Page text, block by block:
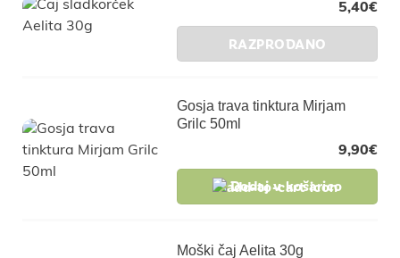
5,40€
RAZPRODANO
Gosja trava tinktura Mirjam
Grilc 50ml
9,90€
Dodaj v košarico
Moški čaj Aelita 30g